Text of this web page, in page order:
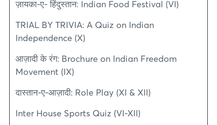
ज़ायका-ए- हिंदुस्तान: Indian Food Festival (VI)
TRIAL BY TRIVIA: A Quiz on Indian
Independence (X)
आज़ादी के रंग: Brochure on Indian Freedom
Movement (IX)
दास्तान-ए-आज़ादी: Role Play (XI & XII)
Inter House Sports Quiz (VI-XII)